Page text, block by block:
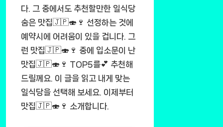
다. 그 중에서도 추천할만한 일식당
숨은 맛집🇯🇵🍣🍷 선정하는 것에
예약시에 어려움이 있을 겁니다. 그
런 맛집🇯🇵🍣🍷 중에 입소문이 난
맛집🇯🇵🍣🍷 TOP5를💕 추천해
드릴께요. 이 글을 읽고 내게 맞는
일식당을 선택해 보세요. 이제부터
맛집🇯🇵🍣🍷 소개합니다.